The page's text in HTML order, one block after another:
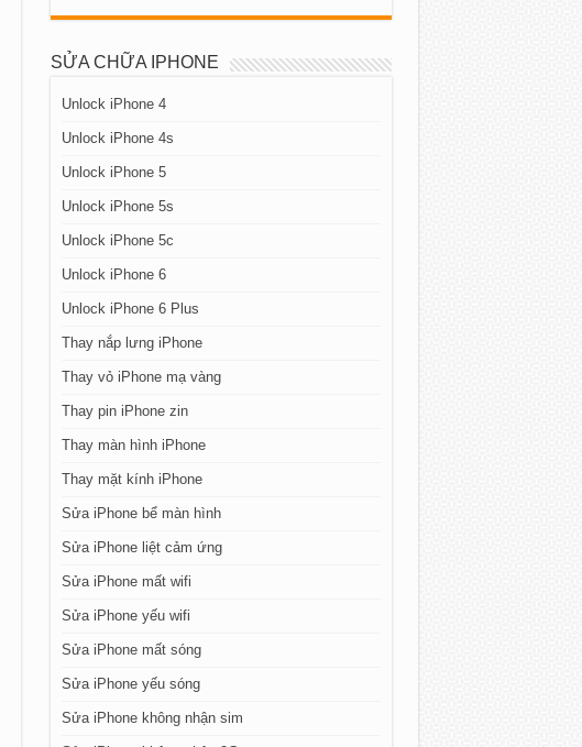
SỬA CHỮA IPHONE
Unlock iPhone 4
Unlock iPhone 4s
Unlock iPhone 5
Unlock iPhone 5s
Unlock iPhone 5c
Unlock iPhone 6
Unlock iPhone 6 Plus
Thay nắp lưng iPhone
Thay vỏ iPhone mạ vàng
Thay pin iPhone zin
Thay màn hình iPhone
Thay mặt kính iPhone
Sửa iPhone bể màn hình
Sửa iPhone liệt cảm ứng
Sửa iPhone mất wifi
Sửa iPhone yếu wifi
Sửa iPhone mất sóng
Sửa iPhone yếu sóng
Sửa iPhone không nhận sim